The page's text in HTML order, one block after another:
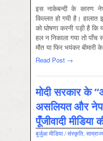
इस नाकेबन्दी के कारण
किल्लत हो गयी है।
को घोषणा करनी पड़ी है कि
हल न निकाला गया तो
मौत या फिर भयंकर बीमारी
Read Post →
मोदी सरकार के
असलियत और
पूँजीवादी मीडिया
बुर्जुआ मीडिया / संस्कृति,